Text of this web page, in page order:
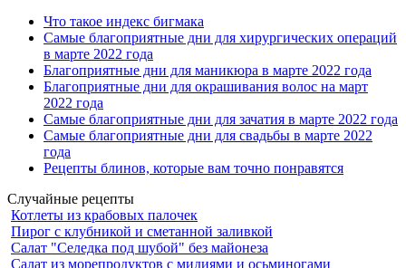
Что такое индекс бигмака
Самые благоприятные дни для хирургических операций
в марте 2022 года
Благоприятные дни для маникюра в марте 2022 года
Благоприятные дни для окрашивания волос на март
2022 года
Самые благоприятные дни для зачатия в марте 2022 года
Самые благоприятные дни для свадьбы в марте 2022
года
Рецепты блинов, которые вам точно понравятся
Случайные рецепты
Котлеты из крабовых палочек
Пирог с клубникой и сметанной заливкой
Салат "Селедка под шубой" без майонеза
Салат из морепродуктов с мидиями и осьминогами